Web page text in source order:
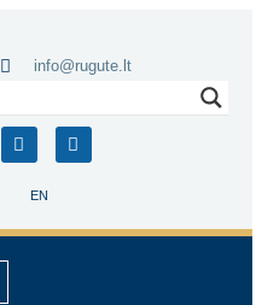
EN
info@rugute.lt